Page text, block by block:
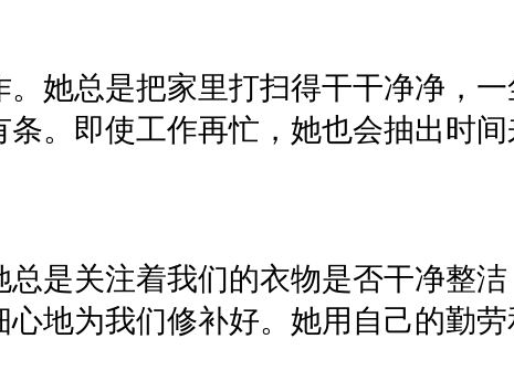
她总是把家里打扫得干干净净，
。即使工作再忙，她也会抽出时
是关注着我们的衣物是否干净整洁
地为我们修补好。她用自己的勤